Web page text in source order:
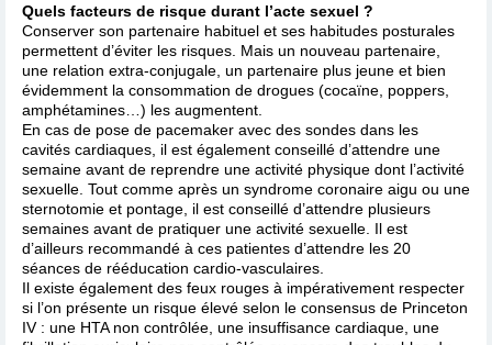
Quels facteurs de risque durant l’acte sexuel ?
Conserver son partenaire habituel et ses habitudes posturales
permettent d’éviter les risques. Mais un nouveau partenaire,
une relation extra-conjugale, un partenaire plus jeune et bien
évidemment la consommation de drogues (cocaïne, poppers,
amphétamines…) les augmentent.
En cas de pose de pacemaker avec des sondes dans les
cavités cardiaques, il est également conseillé d’attendre une
semaine avant de reprendre une activité physique dont l’activité
sexuelle. Tout comme après un syndrome coronaire aigu ou une
sternotomie et pontage, il est conseillé d’attendre plusieurs
semaines avant de pratiquer une activité sexuelle. Il est
d’ailleurs recommandé à ces patientes d’attendre les 20
séances de rééducation cardio-vasculaires.
Il existe également des feux rouges à impérativement respecter
si l’on présente un risque élevé selon le consensus de Princeton
IV : une HTA non contrôlée, une insuffisance cardiaque, une